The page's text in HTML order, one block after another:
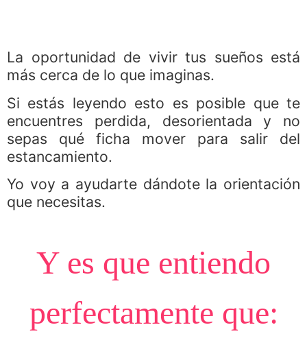
La oportunidad de vivir tus sueños está
más cerca de lo que imaginas.
Si estás leyendo esto es posible que te
encuentres perdida, desorientada y no
sepas qué ficha mover para salir del
estancamiento.
Yo voy a ayudarte dándote la orientación
que necesitas.
Y es que entiendo
perfectamente que: